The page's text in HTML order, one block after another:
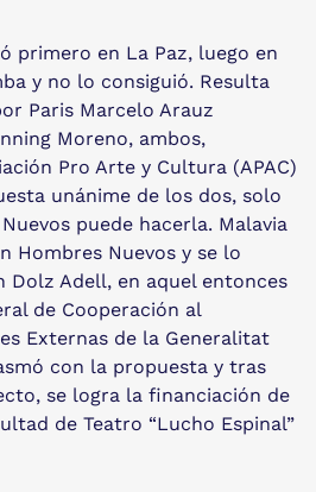
primero en La Paz, luego en
y no lo consiguió. Resulta
Paris Marcelo Arauz
Moreno, ambos,
Pro Arte y Cultura (APAC)
unánime de los dos, solo
puede hacerla. Malavia
Hombres Nuevos y se lo
Dolz Adell, en aquel entonces
de Cooperación al
Externas de la Generalitat
con la propuesta y tras
se logra la financiación de
de Teatro “Lucho Espinal”